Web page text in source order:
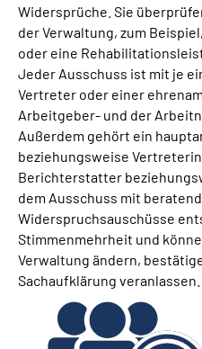
Inhalte in
Leichte Sprache
Suche
Mein
Widersprüche. Sie
der Verwaltung, zum
oder eine
Jeder Ausschuss ist mit je
Vertreter oder einer
Arbeitgeber- und der
Außerdem gehört ein
beziehungsweise
Berichterstatter
dem Ausschuss mit
Widerspruchsauschüsse
Stimmenmehrheit und
Verwaltung ändern,
Sachaufklärung veranlassen.